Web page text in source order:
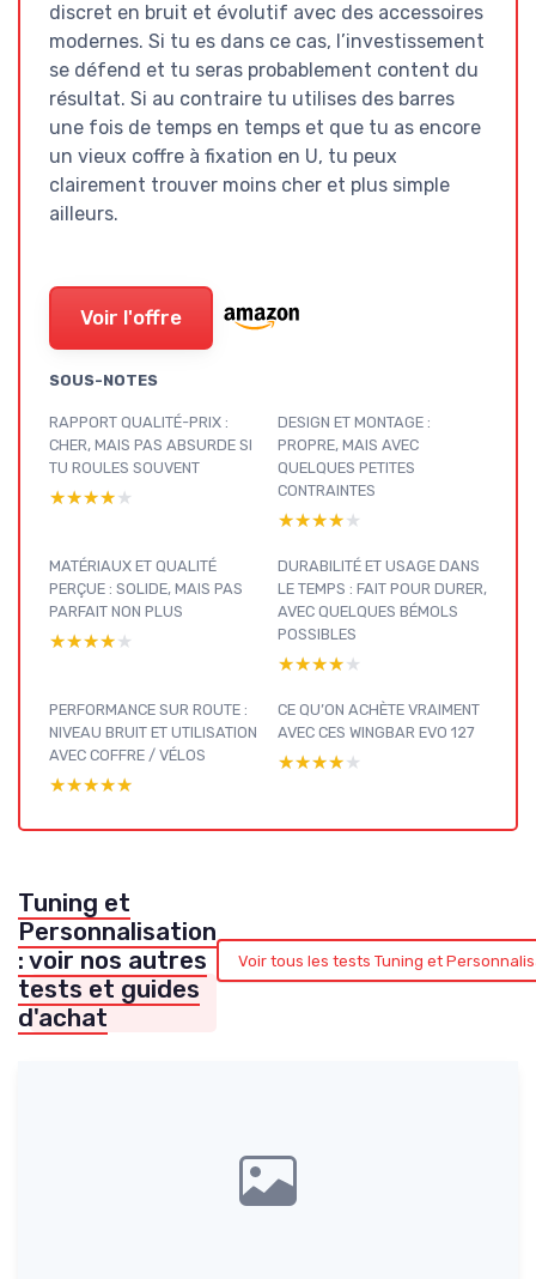
discret en bruit et évolutif avec des accessoires
modernes. Si tu es dans ce cas, l’investissement
se défend et tu seras probablement content du
résultat. Si au contraire tu utilises des barres
une fois de temps en temps et que tu as encore
un vieux coffre à fixation en U, tu peux
clairement trouver moins cher et plus simple
ailleurs.
Voir l'offre
SOUS-NOTES
RAPPORT QUALITÉ-PRIX :
CHER, MAIS PAS ABSURDE SI
TU ROULES SOUVENT
★★★★★
★★★★★
DESIGN ET MONTAGE :
PROPRE, MAIS AVEC
QUELQUES PETITES
CONTRAINTES
★★★★★
★★★★★
MATÉRIAUX ET QUALITÉ
PERÇUE : SOLIDE, MAIS PAS
PARFAIT NON PLUS
★★★★★
★★★★★
DURABILITÉ ET USAGE DANS
LE TEMPS : FAIT POUR DURER,
AVEC QUELQUES BÉMOLS
POSSIBLES
★★★★★
★★★★★
PERFORMANCE SUR ROUTE :
NIVEAU BRUIT ET UTILISATION
AVEC COFFRE / VÉLOS
★★★★★
★★★★★
CE QU’ON ACHÈTE VRAIMENT
AVEC CES WINGBAR EVO 127
★★★★★
★★★★★
Tuning et
Personnalisation
: voir nos autres
tests et guides
d'achat
Voir tous les tests Tuning et